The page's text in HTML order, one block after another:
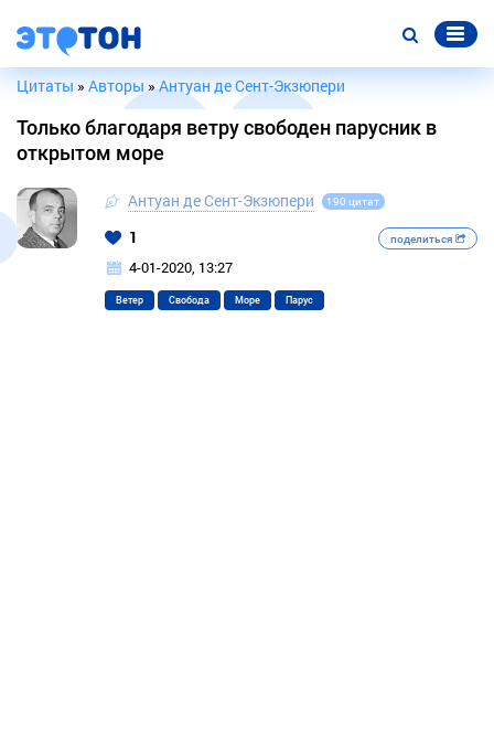
Цитаты » Авторы »Антуан де Сент-Экзюпери
Только благодаря ветру свободен парусник в
открытом море
Антуан де Сент-Экзюпери 190 цитат
1 поделиться
4-01-2020, 13:27
Ветер Свобода Море Парус